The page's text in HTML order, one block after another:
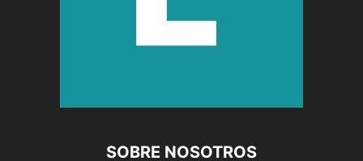
SOBRE NOSOTROS